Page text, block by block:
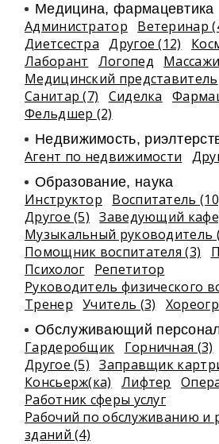
Медицина, фармацевтика
Администратор Ветеринар
Диетсестра
Другое (12)
Лаборант
Логопед
Медицинский представитель
Санитар (7)
Сиделка
Фельдшер (2)
Недвижимость,
Агент по недвижимости
Образование, наука
Инструктор Воспитатель
Другое (5)
Заведующий
Музыкальный руководитель
Помощник воспитателя (3)
Психолог
Репетитор
Руководитель физического
Тренер Учитель (3)
Обслуживающий
Гардеробщик Горничная (3)
Другое (5)
Заправщик
Консьерж(ка)
Лифтер
Работник сферы услуг
Рабочий по обслуживанию и
зданий (4)